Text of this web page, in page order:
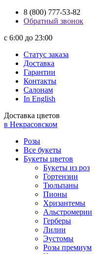
8 (800) 777-53-82
Обратный звонок
с 6:00 до 23:00
Статус заказа
Доставка
Гарантии
Контакты
Салонам
In English
Доставка цветов
в Некрасовском
Розы
Все букеты
Букеты цветов
Букеты из роз
Гортензии
Тюльпаны
Пионы
Хризантемы
Альстромерии
Герберы
Лилии
Эустомы
Розы премиум